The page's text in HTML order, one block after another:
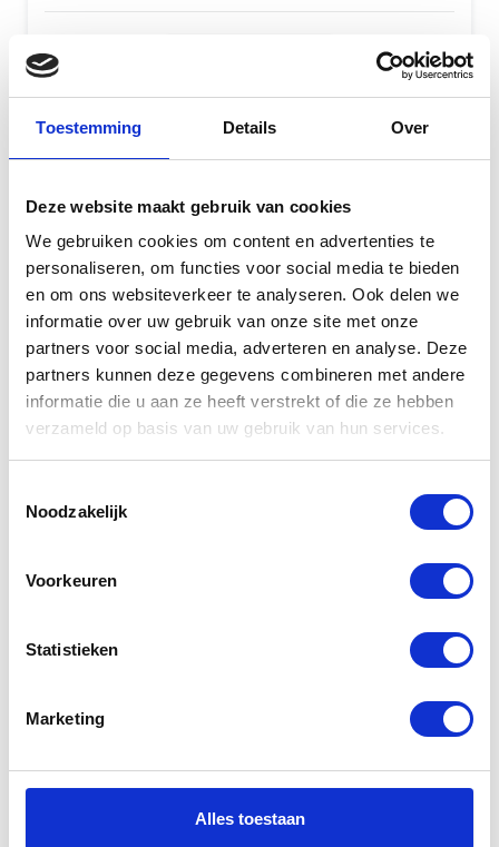
Toestemming Details Over
Deze website maakt gebruik van cookies
We gebruiken cookies om content en advertenties te
personaliseren, om functies voor social media te bieden
en om ons websiteverkeer te analyseren. Ook delen we
informatie over uw gebruik van onze site met onze
partners voor social media, adverteren en analyse. Deze
partners kunnen deze gegevens combineren met andere
informatie die u aan ze heeft verstrekt of die ze hebben
verzameld op basis van uw gebruik van hun services.
Noodzakelijk
Voorkeuren
Statistieken
Marketing
Alles toestaan
MacBook Pro A2992 14 inch
Reparatie bij Mac Kliniek
Rotterdam
Ondervindt u problemen met uw MacBook Pro A2992 14
inch en bevindt u zich in de omgeving van Rotterdam? Bij
Mac Kliniek Rotterdam begrijpen we volledig hoe
als persoonlijke activiteiten. We zijn gespecialiseerd in
en streven ernaar om een snelle
en betrouwbare oplossing te bieden voor uw technische
uitdagingen. Onze ervaren en gecertificeerde technici staan
klaar om uw MacBook Pro A2992 in de meeste gevallen
binnen één werkdag te herstellen. Bovendien gebruiken we
enkel originele Apple-onderdelen, zodat de kwaliteit en
Lees meer